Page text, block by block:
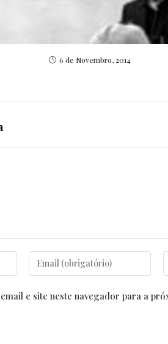
6 de Novembro, 2014
Enter
your
email
e site neste navegador para a